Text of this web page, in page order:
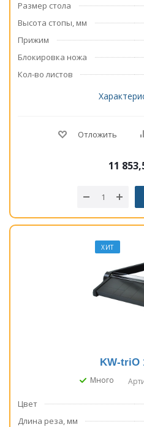
Размер стола
Высота стопы, мм
Прижим
Блокировка ножа
Кол-во листов
Отложить
11
ХИТ
KW-triO
Много
Цвет
Длина реза, мм